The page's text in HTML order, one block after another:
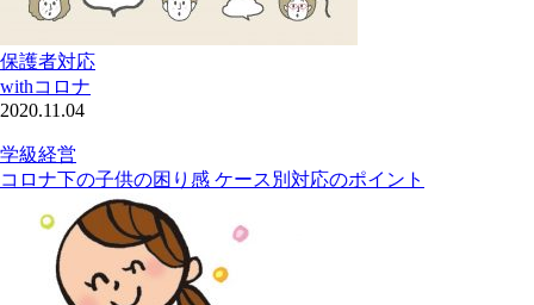
保護者対応
withコロナ
2020.11.04
学級経営
コロナ下の子供の困り感 ケース別対応のポイント